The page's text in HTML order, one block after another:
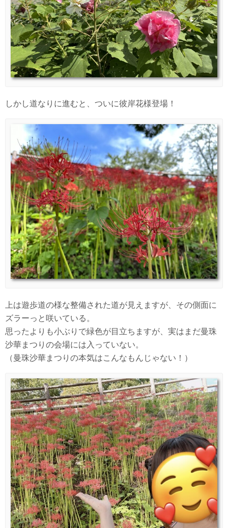
しかし道なりに進むと、ついに彼岸花様登場！
上は遊歩道の様な整備された道が見えますが、その側面に
ズラーっと咲いている。
思ったよりも小ぶりで緑色が目立ちますが、実はまだ曼珠
沙華まつりの会場には入っていない。
（曼珠沙華まつりの本気はこんなもんじゃない！）